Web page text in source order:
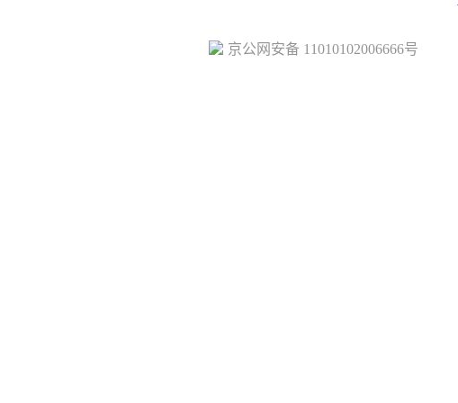
京公网安备 11010102006666号